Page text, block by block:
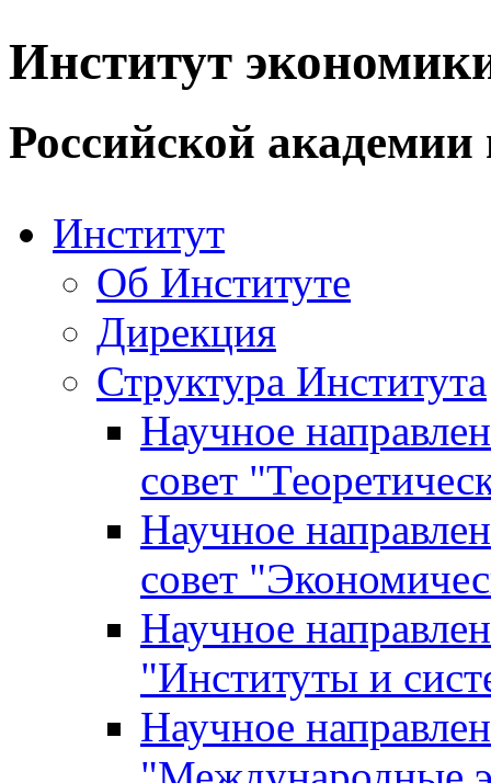
Институт
Российской академии
Институт
Об Институте
Дирекция
Структура Института
Научное
совет
Научное
совет
Научное
"Институты и
Научное